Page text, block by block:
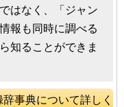
はなく、「ジャン
報も同時に調べる
知ることができま
事典について詳しく